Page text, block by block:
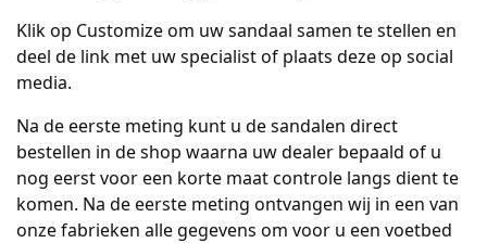
Klik op Customize om uw sandaal samen te stellen en
deel de link met uw specialist of plaats deze op social
media.
Na de eerste meting kunt u de sandalen direct
bestellen in de shop waarna uw dealer bepaald of u
nog eerst voor een korte maat controle langs dient te
komen. Na de eerste meting ontvangen wij in een van
onze fabrieken alle gegevens om voor u een voetbed